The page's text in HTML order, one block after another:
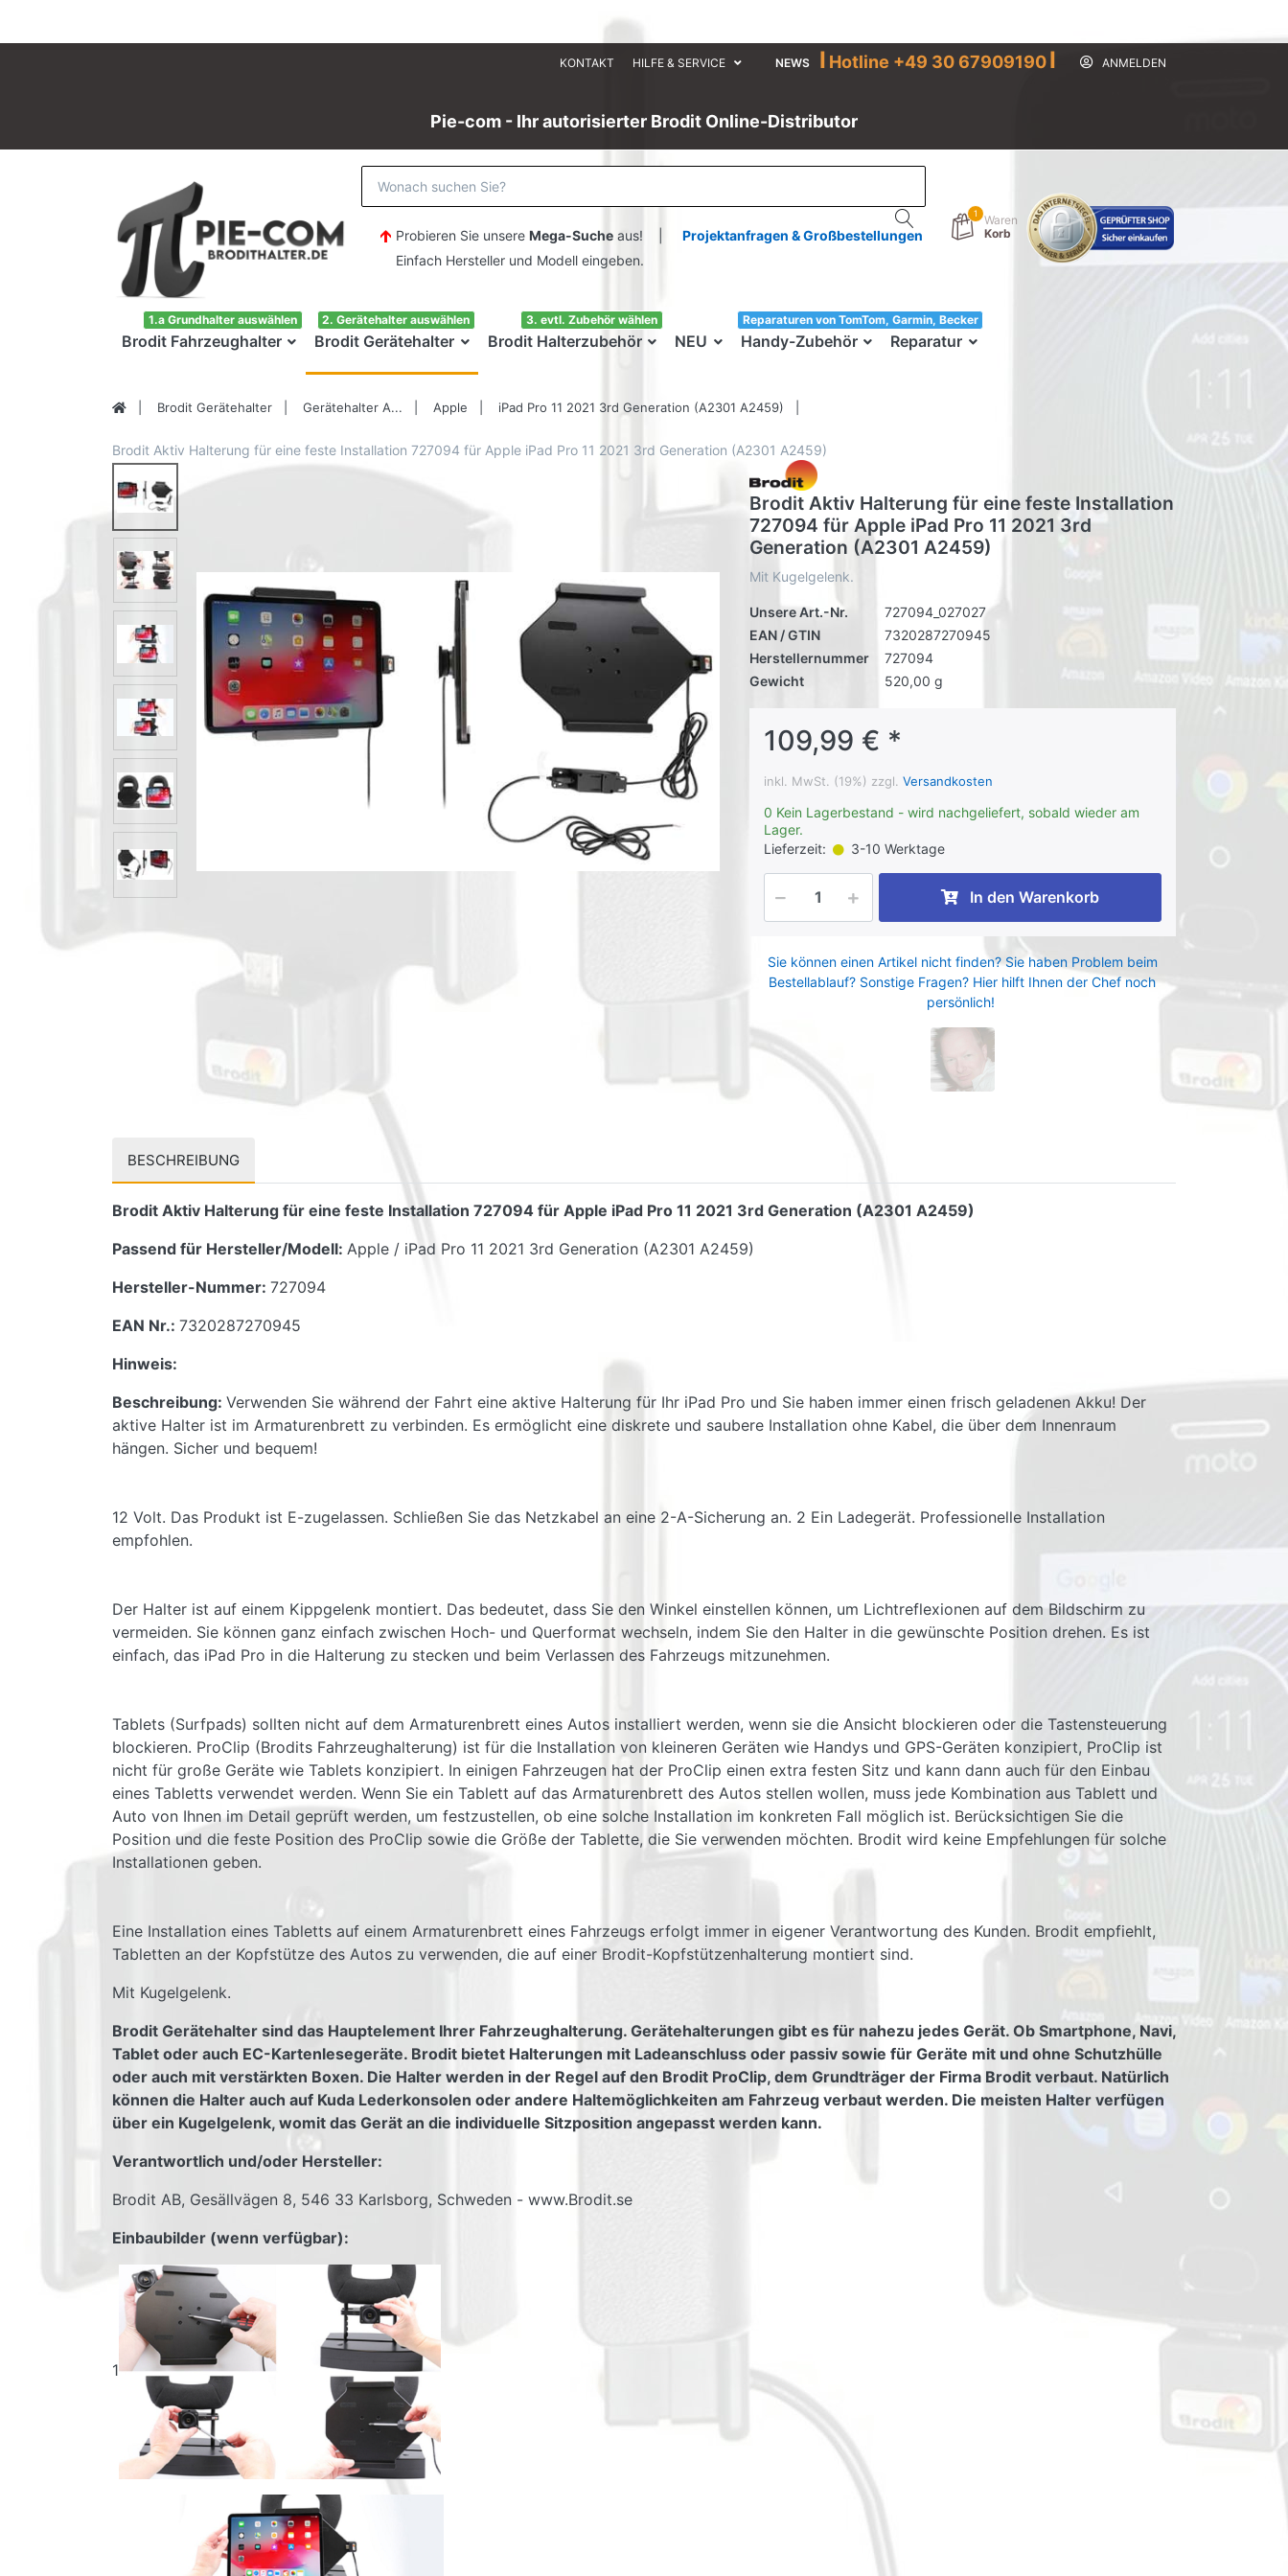
KONTAKT HILFE & SERVICE NEWS I Hotline +49 30 67909190I ANMELDEN
Pie-com - Ihr autorisierter Brodit Online-Distributor
Probieren Sie unsere Mega-Sucheaus! | Projektanfragen & Großbestellungen
Einfach Hersteller und Modell eingeben.
1
Waren
Korb
Brodit Fahrzeughalter
1.a Grundhalter auswählen
Brodit Gerätehalter
2. Gerätehalter auswählen
Brodit Halterzubehör
3. evtl. Zubehör wählen
NEU Handy-Zubehör
33!
Reparatur
Reparaturen von TomTom, Garmin, Becker
Brodit Gerätehalter Gerätehalter A... Apple iPad Pro 11 2021 3rd Generation (A2301 A2459)
Brodit Aktiv Halterung für eine feste Installation 727094 für Apple iPad Pro 11 2021 3rd Generation (A2301 A2459)
Brodit Aktiv Halterung für eine feste Installation
727094 für Apple iPad Pro 11 2021 3rd
Generation (A2301 A2459)
Mit Kugelgelenk.
Unsere Art.-Nr.
727094_027027
EAN / GTIN
7320287270945
Herstellernummer
727094
Gewicht
520,00 g
109,99 € *
inkl. MwSt. (19%) zzgl. Versandkosten
0 Kein Lagerbestand - wird nachgeliefert, sobald wieder am
Lager.
Lieferzeit:
3-10 Werktage
In den Warenkorb
Sie können einen Artikel nicht finden? Sie haben Problem beim
Bestellablauf? Sonstige Fragen? Hier hilft Ihnen der Chef noch
persönlich!
BESCHREIBUNG
Brodit Aktiv Halterung für eine feste Installation 727094 für Apple iPad Pro 11 2021 3rd Generation (A2301 A2459)
Passend für Hersteller/Modell: Apple / iPad Pro 11 2021 3rd Generation (A2301 A2459)
Hersteller-Nummer: 727094
EAN Nr.: 7320287270945
Hinweis:
Beschreibung: Verwenden Sie während der Fahrt eine aktive Halterung für Ihr iPad Pro und Sie haben immer einen frisch geladenen Akku! Der
aktive Halter ist im Armaturenbrett zu verbinden. Es ermöglicht eine diskrete und saubere Installation ohne Kabel, die über dem Innenraum
hängen. Sicher und bequem!
12 Volt. Das Produkt ist E-zugelassen. Schließen Sie das Netzkabel an eine 2-A-Sicherung an. 2 Ein Ladegerät. Professionelle Installation
empfohlen.
Der Halter ist auf einem Kippgelenk montiert. Das bedeutet, dass Sie den Winkel einstellen können, um Lichtreflexionen auf dem Bildschirm zu
vermeiden. Sie können ganz einfach zwischen Hoch- und Querformat wechseln, indem Sie den Halter in die gewünschte Position drehen. Es ist
einfach, das iPad Pro in die Halterung zu stecken und beim Verlassen des Fahrzeugs mitzunehmen.
Tablets (Surfpads) sollten nicht auf dem Armaturenbrett eines Autos installiert werden, wenn sie die Ansicht blockieren oder die Tastensteuerung
blockieren. ProClip (Brodits Fahrzeughalterung) ist für die Installation von kleineren Geräten wie Handys und GPS-Geräten konzipiert, ProClip ist
nicht für große Geräte wie Tablets konzipiert. In einigen Fahrzeugen hat der ProClip einen extra festen Sitz und kann dann auch für den Einbau
eines Tabletts verwendet werden. Wenn Sie ein Tablett auf das Armaturenbrett des Autos stellen wollen, muss jede Kombination aus Tablett und
Auto von Ihnen im Detail geprüft werden, um festzustellen, ob eine solche Installation im konkreten Fall möglich ist. Berücksichtigen Sie die
Position und die feste Position des ProClip sowie die Größe der Tablette, die Sie verwenden möchten. Brodit wird keine Empfehlungen für solche
Installationen geben.
Eine Installation eines Tabletts auf einem Armaturenbrett eines Fahrzeugs erfolgt immer in eigener Verantwortung des Kunden. Brodit empfiehlt,
Tabletten an der Kopfstütze des Autos zu verwenden, die auf einer Brodit-Kopfstützenhalterung montiert sind.
Mit Kugelgelenk.
Brodit Gerätehalter sind das Hauptelement Ihrer Fahrzeughalterung. Gerätehalterungen gibt es für nahezu jedes Gerät. Ob Smartphone, Navi,
Tablet oder auch EC-Kartenlesegeräte. Brodit bietet Halterungen mit Ladeanschluss oder passiv sowie für Geräte mit und ohne Schutzhülle
oder auch mit verstärkten Boxen. Die Halter werden in der Regel auf den Brodit ProClip, dem Grundträger der Firma Brodit verbaut. Natürlich
können die Halter auch auf Kuda Lederkonsolen oder andere Haltemöglichkeiten am Fahrzeug verbaut werden. Die meisten Halter verfügen
über ein Kugelgelenk, womit das Gerät an die individuelle Sitzposition angepasst werden kann.
Verantwortlich und/oder Hersteller:
Brodit AB, Gesällvägen 8, 546 33 Karlsborg, Schweden - www.Brodit.se
Einbaubilder (wenn verfügbar):
1